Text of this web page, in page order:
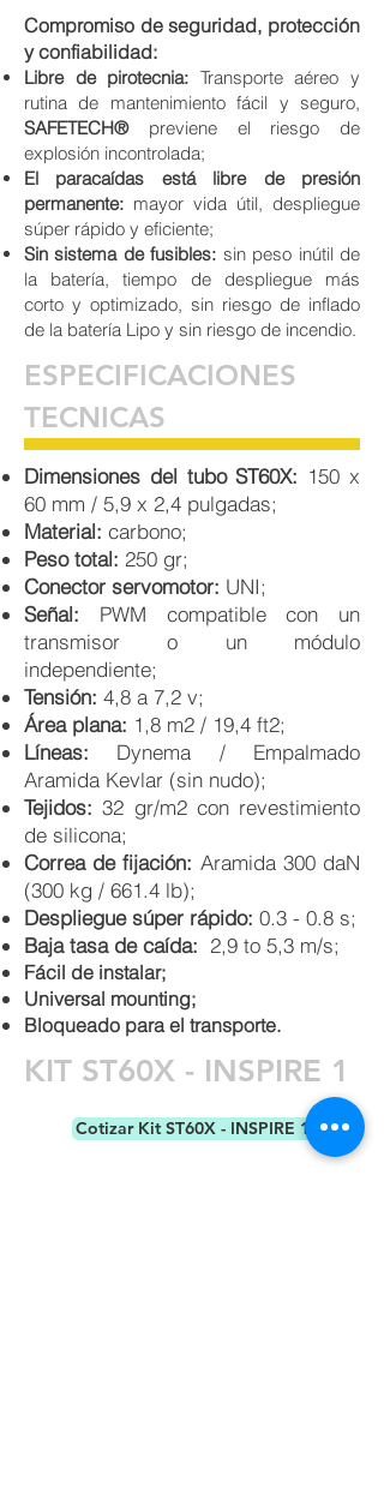
Compromiso de seguridad, protección
y confiabilidad:
Libre de pirotecnia: Transporte aéreo y
rutina de mantenimiento fácil y seguro,
SAFETECH®previene el riesgo de
explosión incontrolada;
El paracaídas está libre de presión
permanente: mayor vida útil, despliegue
súper rápido y eficiente;
Sin sistema de fusibles: sin peso inútil de
la batería, tiempo de despliegue más
corto y optimizado, sin riesgo de inflado
de la batería Lipo y sin riesgo de incendio.
ESPECIFICACIONES
TECNICAS
Dimensiones del tubo ST60X: 150 x
60 mm / 5,9 x 2,4 pulgadas;
Material: carbono;
Peso total: 250 gr;
Conector servomotor: UNI;
Señal: PWM compatible con un
transmisor o un módulo
independiente;
Tensión: 4,8 a 7,2 v;
Área plana: 1,8 m2 / 19,4 ft2;
Líneas: Dynema / Empalmado
Aramida Kevlar (sin nudo);
Tejidos: 32 gr/m2 con revestimiento
de silicona;
Correa de fijación: Aramida 300 daN
(300 kg / 661.4 lb);
Despliegue súper rápido: 0.3 - 0.8 s;
Baja tasa de caída: 2,9 to 5,3 m/s;
Fácil de instalar;
Universal mounting;
Bloqueado para el transporte.
KIT ST60X - INSPIRE 1
Cotizar Kit ST60X - INSPIRE 1